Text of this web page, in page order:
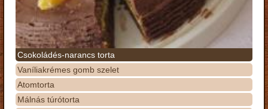
Csokoládés-narancs torta
Vaníliakrémes gomb szelet
Atomtorta
Málnás túrótorta